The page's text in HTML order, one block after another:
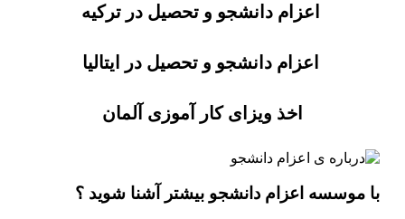
اعزام دانشجو و تحصیل در ترکیه
اعزام دانشجو و تحصیل در ایتالیا
اخذ ویزای کار آموزی آلمان
با موسسه اعزام دانشجو بیشتر آشنا شوید ؟